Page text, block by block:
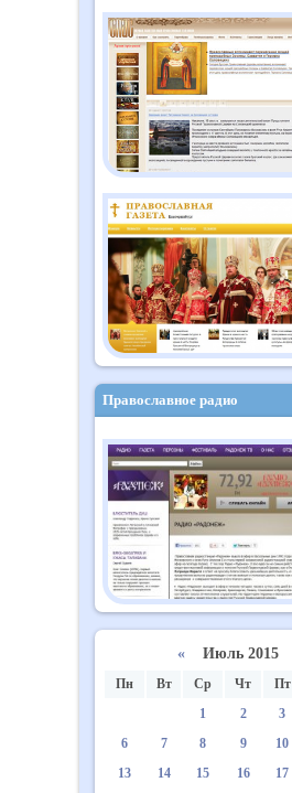
Православное радио
«Июль 2015
Пн Вт Ср Чт Пт
1
2 3
6
7 8 9 10
13
14 15 16 17